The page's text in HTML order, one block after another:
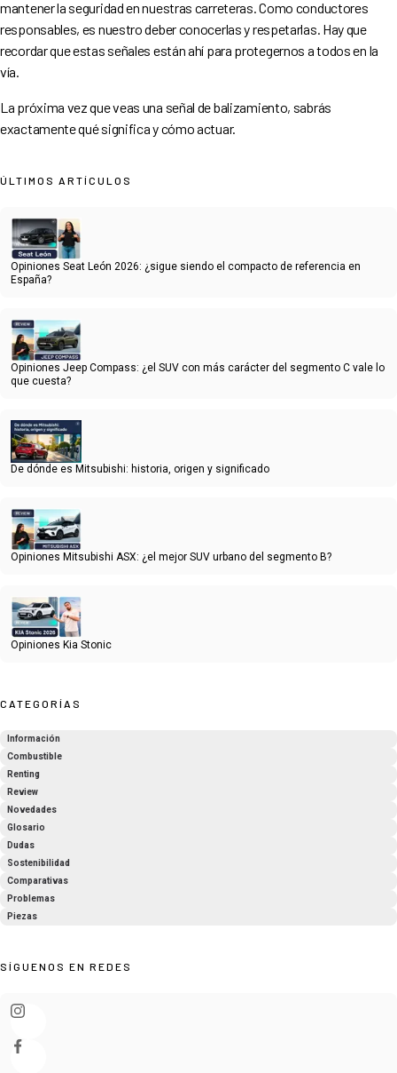
mantener la seguridad en nuestras carreteras. Como conductores
responsables, es nuestro deber conocerlas y respetarlas. Hay que
recordar que estas señales están ahí para protegernos a todos en la
vía.
La próxima vez que veas una señal de balizamiento, sabrás
exactamente qué significa y cómo actuar.
ÚLTIMOS ARTÍCULOS
Opiniones Seat León 2026: ¿sigue siendo el compacto de referencia en
España?
Opiniones Jeep Compass: ¿el SUV con más carácter del segmento C vale lo
que cuesta?
De dónde es Mitsubishi: historia, origen y significado
Opiniones Mitsubishi ASX: ¿el mejor SUV urbano del segmento B?
Opiniones Kia Stonic
CATEGORÍAS
Información
Combustible
Renting
Review
Novedades
Glosario
Dudas
Sostenibilidad
Comparativas
Problemas
Piezas
SÍGUENOS EN REDES